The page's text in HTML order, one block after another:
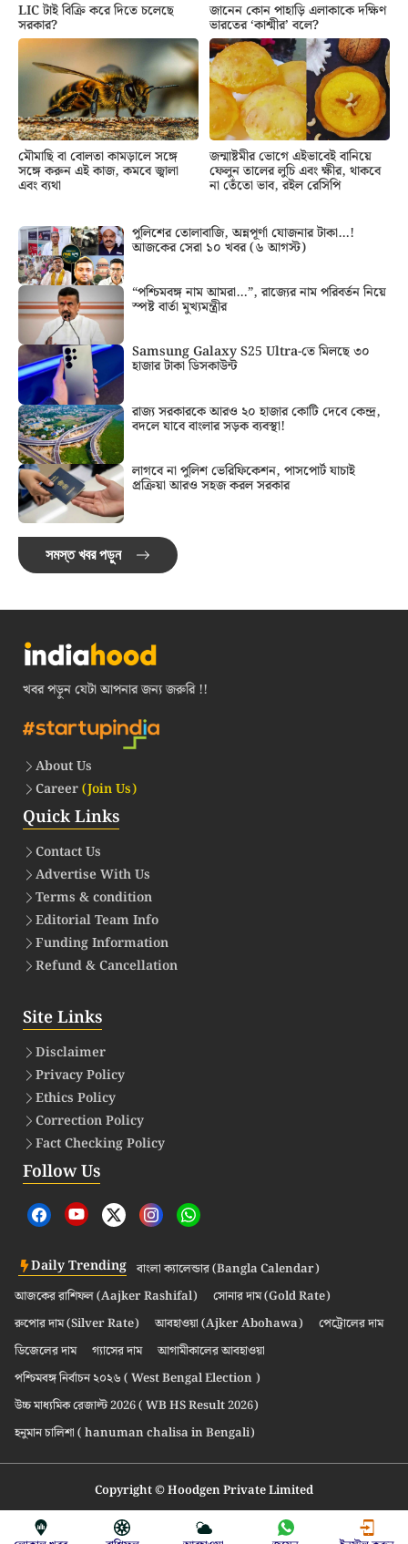
LIC টাই বিক্রি করে দিতে চলেছে
সরকার?
জানেন কোন পাহাড়ি এলাকাকে দক্ষিণ
ভারতের ‘কাশ্মীর’ বলে?
মৌমাছি বা বোলতা কামড়ালে সঙ্গে
সঙ্গে করুন এই কাজ, কমবে জ্বালা
এবং ব্যথা
জন্মাষ্টমীর ভোগে এইভাবেই বানিয়ে
ফেলুন তালের লুচি এবং ক্ষীর, থাকবে
না তেঁতো ভাব, রইল রেসিপি
পুলিশের তোলাবাজি, অন্নপূর্ণা যোজনার টাকা…!
আজকের সেরা ১০ খবর (৬ আগস্ট)
“পশ্চিমবঙ্গ নাম আমরা…”, রাজ্যের নাম পরিবর্তন নিয়ে
স্পষ্ট বার্তা মুখ্যমন্ত্রীর
Samsung Galaxy S25 Ultra-তে মিলছে ৩০
হাজার টাকা ডিসকাউন্ট
রাজ্য সরকারকে আরও ২০ হাজার কোটি দেবে কেন্দ্র,
বদলে যাবে বাংলার সড়ক ব্যবস্থা!
লাগবে না পুলিশ ভেরিফিকেশন, পাসপোর্ট যাচাই
প্রক্রিয়া আরও সহজ করল সরকার
সমস্ত খবর পড়ুন
খবর পড়ুন যেটা আপনার জন্য জরুরি !!
About Us
Career(Join Us)
Quick Links
Contact Us
Advertise With Us
Terms & condition
Editorial Team Info
Funding Information
Refund & Cancellation
Site Links
Disclaimer
Privacy Policy
Ethics Policy
Correction Policy
Fact Checking Policy
Follow Us
Daily Trending বাংলা ক্যালেন্ডার (Bangla Calendar)
আজকের রাশিফল (Aajker Rashifal)
সোনার দাম (Gold Rate)
রুপোর দাম (Silver Rate)
আবহাওয়া (Ajker Abohawa)
পেট্রোলের দাম
ডিজেলের দাম
গ্যাসের দাম
আগামীকালের আবহাওয়া
পশ্চিমবঙ্গ নির্বাচন ২০২৬ ( West Bengal Election )
উচ্চ মাধ্যমিক রেজাল্ট 2026 ( WB HS Result 2026)
হনুমান চালিশা ( hanuman chalisa in Bengali)
Copyright © Hoodgen Private Limited